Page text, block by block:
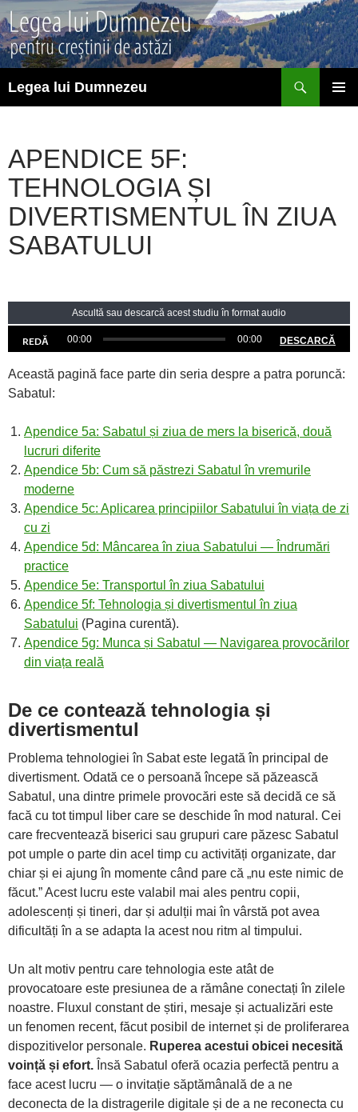
Sari
la
conținut
Legea lui Dumnezeu
APENDICE 5F:
TEHNOLOGIA ȘI
DIVERTISMENTUL ÎN ZIUA
SABATULUI
Ascultă sau descarcă acest studiu în format audio
REDĂ 00:00 00:00 DESCARCĂ
Această pagină face parte din seria despre a patra poruncă:
Sabatul:
Apendice 5a: Sabatul și ziua de mers la biserică, două
lucruri diferite
Apendice 5b: Cum să păstrezi Sabatul în vremurile
moderne
Apendice 5c: Aplicarea principiilor Sabatului în viața de zi
cu zi
Apendice 5d: Mâncarea în ziua Sabatului — Îndrumări
practice
Apendice 5e: Transportul în ziua Sabatului
Apendice 5f: Tehnologia și divertismentul în ziua
Sabatului (Pagina curentă).
Apendice 5g: Munca și Sabatul — Navigarea provocărilor
din viața reală
De ce contează tehnologia și
divertismentul
Problema tehnologiei în Sabat este legată în principal de
divertisment. Odată ce o persoană începe să păzească
Sabatul, una dintre primele provocări este să decidă ce să
facă cu tot timpul liber care se deschide în mod natural. Cei
care frecventează biserici sau grupuri care păzesc Sabatul
pot umple o parte din acel timp cu activități organizate, dar
chiar și ei ajung în momente când pare că „nu este nimic de
făcut.” Acest lucru este valabil mai ales pentru copii,
adolescenți și tineri, dar și adulții mai în vârstă pot avea
dificultăți în a se adapta la acest nou ritm al timpului.
Un alt motiv pentru care tehnologia este atât de
provocatoare este presiunea de a rămâne conectați în zilele
noastre. Fluxul constant de știri, mesaje și actualizări este
un fenomen recent, făcut posibil de internet și de proliferarea
dispozitivelor personale. Ruperea acestui obicei necesită
voință și efort. Însă Sabatul oferă ocazia perfectă pentru a
face acest lucru — o invitație săptămânală de a ne
deconecta de la distragerile digitale și de a ne reconecta cu